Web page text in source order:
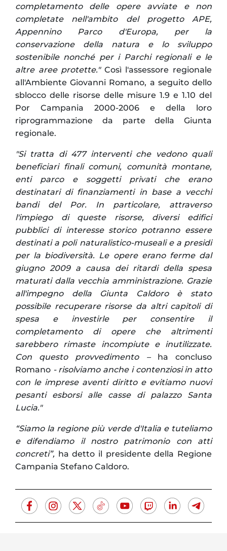
completamento delle opere avviate e non
completate nell'ambito del progetto APE,
Appennino Parco d'Europa, per la
conservazione della natura e lo sviluppo
sostenibile nonché per i Parchi regionali e le
altre aree protette."Così l'assessore regionale
all'Ambiente Giovanni Romano, a seguito dello
sblocco delle risorse delle misure 1.9 e 1.10 del
Por Campania 2000-2006 e della loro
riprogrammazione da parte della Giunta
regionale.
"Si tratta di 477 interventi che vedono quali
beneficiari finali comuni, comunità montane,
enti parco e soggetti privati che erano
destinatari di finanziamenti in base a vecchi
bandi del Por. In particolare, attraverso
l'impiego di queste risorse, diversi edifici
pubblici di interesse storico potranno essere
destinati a poli naturalistico-museali e a presidi
per la biodiversità. Le opere erano ferme dal
giugno 2009 a causa dei ritardi della spesa
maturati dalla vecchia amministrazione. Grazie
all'impegno della Giunta Caldoro è stato
possibile recuperare risorse da altri capitoli di
spesa e investirle per consentire il
completamento di opere che altrimenti
sarebbero rimaste incompiute e inutilizzate.
Con questo provvedimento –ha concluso
Romano - risolviamo anche i contenziosi in atto
con le imprese aventi diritto e evitiamo nuovi
pesanti esborsi alle casse di palazzo Santa
Lucia."
“Siamo la regione più verde d'Italia e tuteliamo
e difendiamo il nostro patrimonio con atti
concreti”, ha detto il presidente della Regione
Campania Stefano Caldoro.